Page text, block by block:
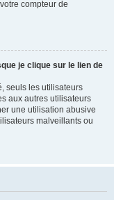
compteur de
je clique sur le lien de
seuls les utilisateurs
aux autres utilisateurs
une utilisation abusive
malveillants ou